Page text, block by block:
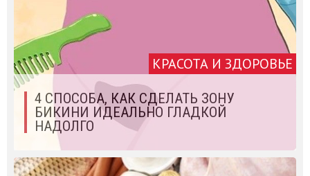
КРАСОТА И ЗДОРОВЬЕ
4 СПОСОБА, КАК СДЕЛАТЬ ЗОНУ
БИКИНИ ИДЕАЛЬНО ГЛАДКОЙ
НАДОЛГО